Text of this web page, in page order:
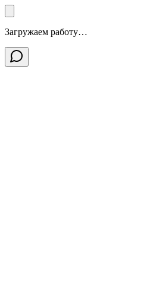
Загружаем работу…